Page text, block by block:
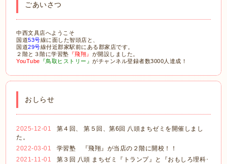
ごあいさつ
中西文具店へようこそ
国道53号線に面した智頭店と、
国道29号線付近郡家駅前にある郡家店です。
２階と３階に学習塾 『飛翔』 が開設しました。
YouTube 『鳥取ヒストリー』がチャンネル登録者数3000人達成！
おしらせ
2025-12-01
第４回、 第５回、第6回 八頭まちゼミを開催しまし
た。
2022-03-01
学習塾 『飛翔』が当店の２階に開校！！
2021-11-01
第３回 八頭 まちゼミ『トランプ』と『おもしろ理科･